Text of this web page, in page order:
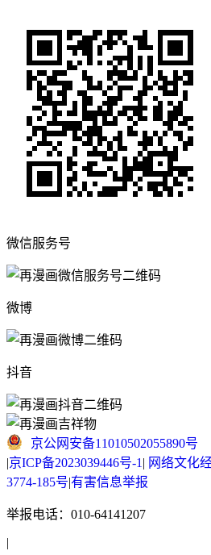
微信服务号
微博
抖音
京公网安备11010502055890号
|京ICP备2023039446号-1 | 网络文化
3774-185号|有害信息举报
举报电话：010-64141207
|